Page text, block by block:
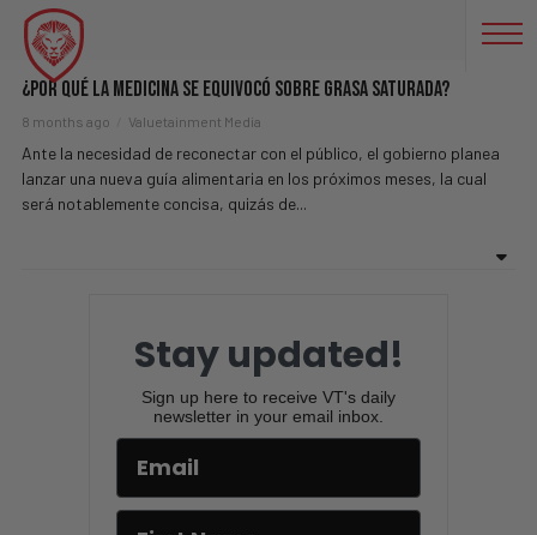
NUTRICIÓN
¿Por Qué La Medicina Se Equivocó Sobre Grasa Saturada?
8 months ago Valuetainment Media
Ante la necesidad de reconectar con el público, el gobierno planea
lanzar una nueva guía alimentaria en los próximos meses, la cual
será notablemente concisa, quizás de...
Stay updated!
Sign up here to receive VT's daily
newsletter in your email inbox.